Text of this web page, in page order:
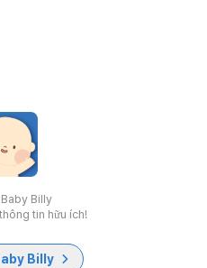
Billy
tin hữu ích!
Billy